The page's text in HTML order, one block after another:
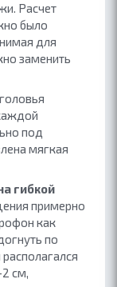
Расчет
было
для
заменить
под
мягкая
гибкой
примерно
как
по
см,